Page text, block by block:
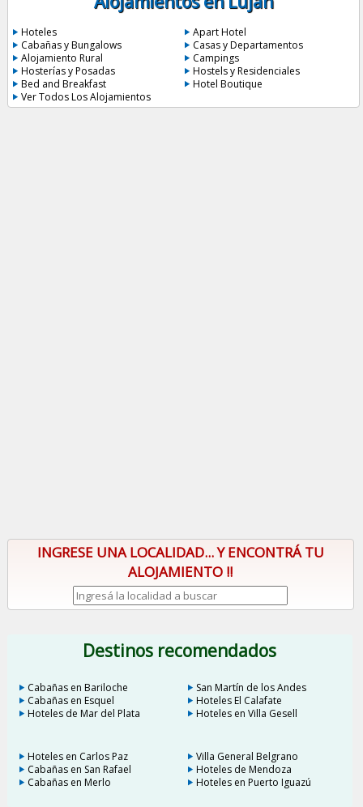
Hoteles
Apart Hotel
Cabañas y Bungalows
Casas y Departamentos
Alojamiento Rural
Campings
Hosterías y Posadas
Hostels y Residenciales
Bed and Breakfast
Hotel Boutique
Ver Todos Los Alojamientos
INGRESE UNA LOCALIDAD... Y ENCONTRÁ TU
ALOJAMIENTO !!
Destinos recomendados
Cabañas en Bariloche
San Martín de los Andes
Cabañas en Esquel
Hoteles El Calafate
Hoteles de Mar del Plata
Hoteles en Villa Gesell
Hoteles en Carlos Paz
Villa General Belgrano
Cabañas en San Rafael
Hoteles de Mendoza
Cabañas en Merlo
Hoteles en Puerto Iguazú